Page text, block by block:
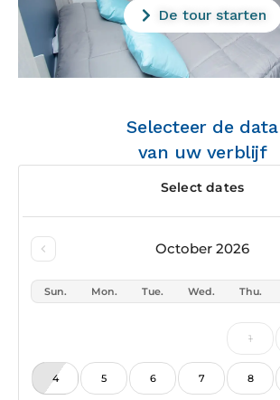
De tour starten
Selecteer de data
van uw verblijf